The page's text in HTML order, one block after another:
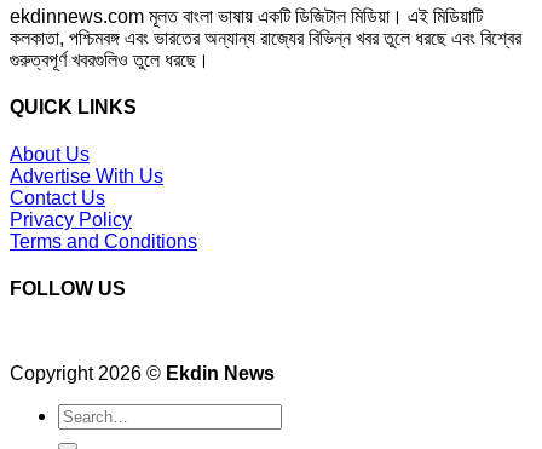
ekdinnews.com মূলত বাংলা ভাষায় একটি ডিজিটাল মিডিয়া। এই মিডিয়াটি
কলকাতা, পশ্চিমবঙ্গ এবং ভারতের অন্যান্য রাজ্যের বিভিন্ন খবর তুলে ধরছে এবং বিশ্বের
গুরুত্বপূর্ণ খবরগুলিও তুলে ধরছে।
QUICK LINKS
About Us
Advertise With Us
Contact Us
Privacy Policy
Terms and Conditions
FOLLOW US
Copyright 2026 © Ekdin News